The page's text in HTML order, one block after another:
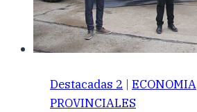
Destacadas 2 | ECONOMIA
PROVINCIALES